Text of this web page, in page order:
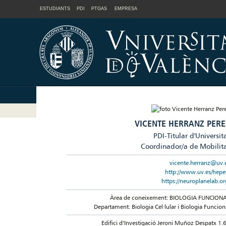
ESTUDIANTS PDI PTGAS EMPRESA
VICENTE HERRANZ
PDI-Titular
Coordinador/a de
http://www.uv.es/
https://
Àrea de coneixement: BIOLOGIA
Departament: Biologia Cel·lular i Biologia
Edifici d’Investigació Jeroni Muñoz Despatx